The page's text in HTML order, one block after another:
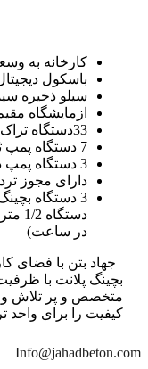
کارخانه به وسعت 20000
باسکول دیجیتال 60 تنی
سیلو ذخیره سیمان
ازمایشگاه
33دستگاه تراک میکسر
7 دستگاه پمپ ثابت
3 دستگاه پمپ دکل 36-42-52 متری
دارای مجوز
در ساعت)
جهاد بتن با فضای
متخصص و پر تلاش
کیفیت را برای واحد
Info@jahadbeton.com